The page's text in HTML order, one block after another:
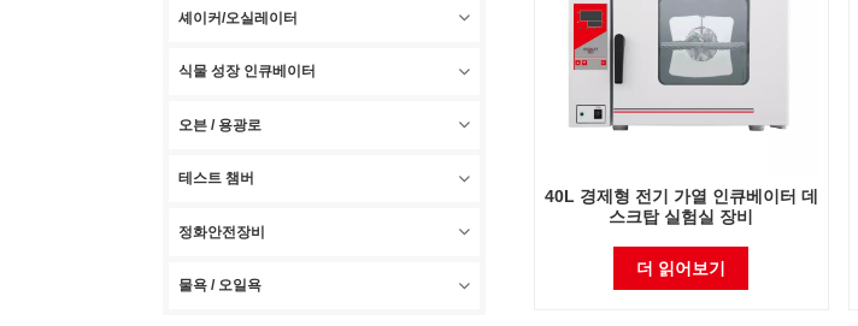
셰이커/오실레이터
식물 성장 인큐베이터
오븐 / 용광로
테스트 챔버
정화안전장비
물욕 / 오일욕
40L 경제형 전기 가열 인큐베이터 데
스크탑 실험실 장비
더 읽어보기